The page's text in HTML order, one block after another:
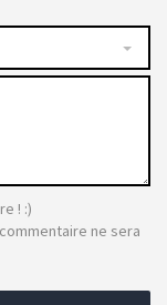
! :)
ne sera